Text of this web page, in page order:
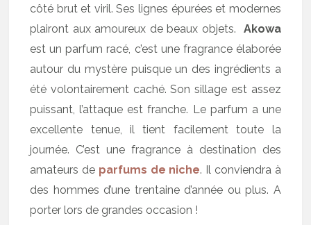
côté brut et viril. Ses lignes épurées et modernes
plairont aux amoureux de beaux objets. Akowa
est un parfum racé, c’est une fragrance élaborée
autour du mystère puisque un des ingrédients a
été volontairement caché. Son sillage est assez
puissant, l’attaque est franche. Le parfum a une
excellente tenue, il tient facilement toute la
journée. C’est une fragrance à destination des
amateurs de parfums de niche. Il conviendra à
des hommes d’une trentaine d’année ou plus. A
porter lors de grandes occasion !